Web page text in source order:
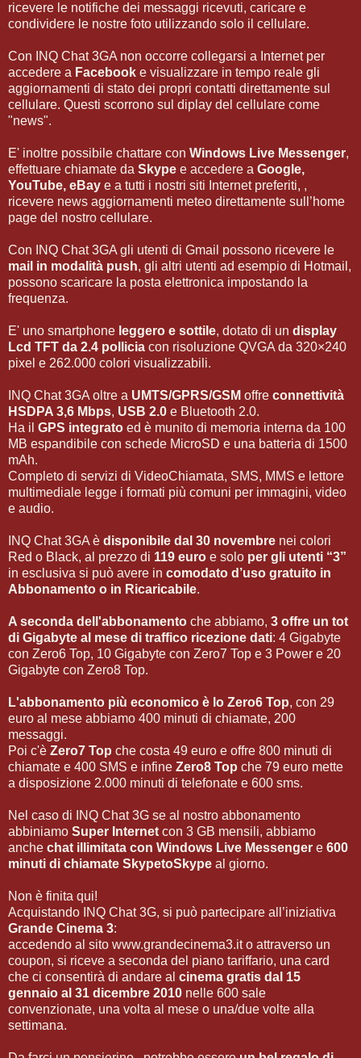
ricevere le notifiche dei messaggi ricevuti, caricare e
condividere le nostre foto utilizzando solo il cellulare.
Con INQ Chat 3GA non occorre collegarsi a Internet per
accedere a Facebook e visualizzare in tempo reale gli
aggiornamenti di stato dei propri contatti direttamente sul
cellulare. Questi scorrono sul diplay del cellulare come
"news".
E' inoltre possibile chattare con Windows Live Messenger,
effettuare chiamate da Skype e accedere a Google,
YouTube, eBay e a tutti i nostri siti Internet preferiti, ,
ricevere news aggiornamenti meteo direttamente sull’home
page del nostro cellulare.
Con INQ Chat 3GA gli utenti di Gmail possono ricevere le
mail in modalità push, gli altri utenti ad esempio di Hotmail,
possono scaricare la posta elettronica impostando la
frequenza.
E' uno smartphone leggero e sottile, dotato di un display
Lcd TFT da 2.4 pollicia con risoluzione QVGA da 320×240
pixel e 262.000 colori visualizzabili.
INQ Chat 3GA oltre a UMTS/GPRS/GSM offre connettività
HSDPA 3,6 Mbps, USB 2.0 e Bluetooth 2.0.
Ha il GPS integrato ed è munito di memoria interna da 100
MB espandibile con schede MicroSD e una batteria di 1500
mAh.
Completo di servizi di VideoChiamata, SMS, MMS e lettore
multimediale legge i formati più comuni per immagini, video
e audio.
INQ Chat 3GA è disponibile dal 30 novembre nei colori
Red o Black, al prezzo di 119 euro e solo per gli utenti “3”
in esclusiva si può avere in comodato d’uso gratuito in
Abbonamento o in Ricaricabile.
A seconda dell'abbonamento che abbiamo, 3 offre un tot
di Gigabyte al mese di traffico ricezione dati: 4 Gigabyte
con Zero6 Top, 10 Gigabyte con Zero7 Top e 3 Power e 20
Gigabyte con Zero8 Top.
L'abbonamento più economico è lo Zero6 Top, con 29
euro al mese abbiamo 400 minuti di chiamate, 200
messaggi.
Poi c'è Zero7 Top che costa 49 euro e offre 800 minuti di
chiamate e 400 SMS e infine Zero8 Top che 79 euro mette
a disposizione 2.000 minuti di telefonate e 600 sms.
Nel caso di INQ Chat 3G se al nostro abbonamento
abbiniamo Super Internet con 3 GB mensili, abbiamo
anche chat illimitata con Windows Live Messenger e 600
minuti di chiamate SkypetoSkype al giorno.
Non è finita qui!
Acquistando INQ Chat 3G, si può partecipare all’iniziativa
Grande Cinema 3:
accedendo al sito www.grandecinema3.it o attraverso un
coupon, si riceve a seconda del piano tariffario, una card
che ci consentirà di andare al cinema gratis dal 15
gennaio al 31 dicembre 2010 nelle 600 sale
convenzionate, una volta al mese o una/due volte alla
settimana.